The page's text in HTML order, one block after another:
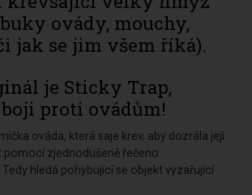
ovády, mouchy,
jak se jim všem říká).
je Sticky Trap,
proti ovádům!
ováda, která saje krev, aby dozrála její
pomocí zjednodušeně řečeno
hledá pohybující se objekt vyzařující